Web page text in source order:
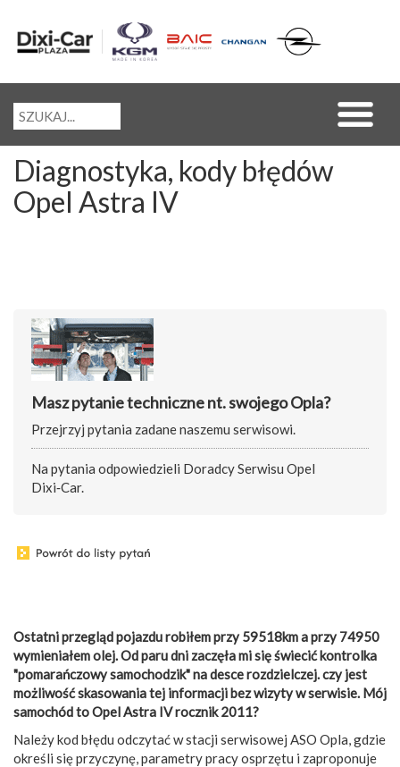
Diagnostyka, kody błędów
Opel Astra IV
Masz pytanie techniczne nt. swojego Opla?
Przejrzyj pytania zadane naszemu serwisowi.
Na pytania odpowiedzieli Doradcy Serwisu Opel
Dixi‑Car.
Ostatni przegląd pojazdu robiłem przy 59518km a przy 74950
wymieniałem olej. Od paru dni zaczęła mi się świecić kontrolka
"pomarańczowy samochodzik" na desce rozdzielczej. czy jest
możliwość skasowania tej informacji bez wizyty w serwisie. Mój
samochód to Opel Astra IV rocznik 2011?
Należy kod błędu odczytać w stacji serwisowej ASO Opla, gdzie
określi się przyczynę, parametry pracy osprzętu i zaproponuje